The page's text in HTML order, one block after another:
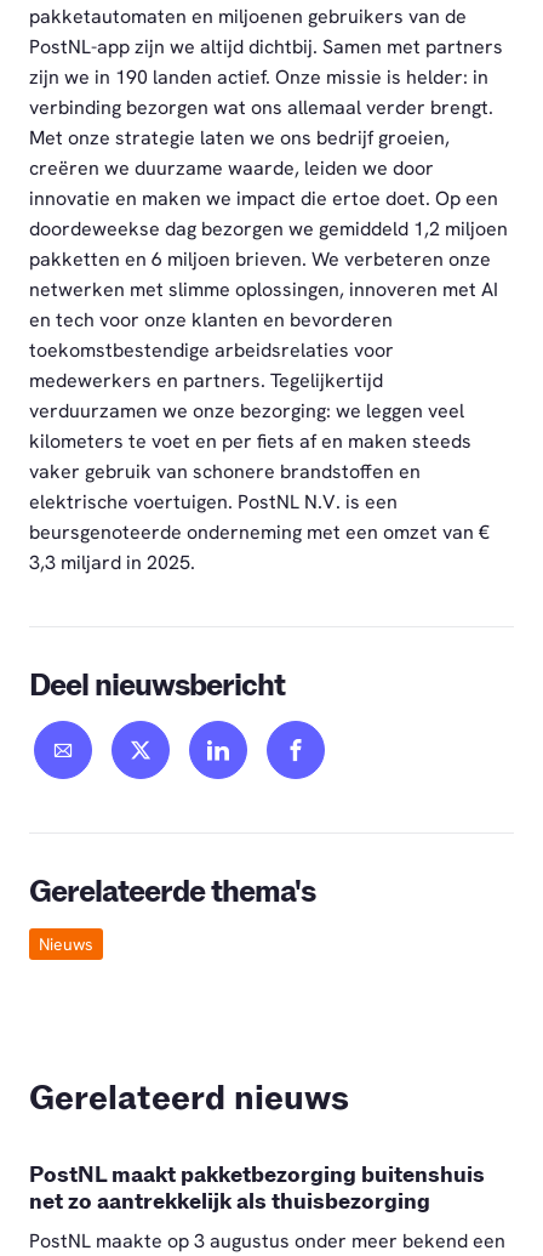
pakketautomaten en miljoenen gebruikers van de
PostNL-app zijn we altijd dichtbij. Samen met partners
zijn we in 190 landen actief. Onze missie is helder: in
verbinding bezorgen wat ons allemaal verder brengt.
Met onze strategie laten we ons bedrijf groeien,
creëren we duurzame waarde, leiden we door
innovatie en maken we impact die ertoe doet. Op een
doordeweekse dag bezorgen we gemiddeld 1,2 miljoen
pakketten en 6 miljoen brieven. We verbeteren onze
netwerken met slimme oplossingen, innoveren met AI
en tech voor onze klanten en bevorderen
toekomstbestendige arbeidsrelaties voor
medewerkers en partners. Tegelijkertijd
verduurzamen we onze bezorging: we leggen veel
kilometers te voet en per fiets af en maken steeds
vaker gebruik van schonere brandstoffen en
elektrische voertuigen. PostNL N.V. is een
beursgenoteerde onderneming met een omzet van €
3,3 miljard in 2025.
Deel nieuwsbericht
Gerelateerde thema's
Nieuws
Gerelateerd nieuws
PostNL maakt pakketbezorging buitenshuis
net zo aantrekkelijk als thuisbezorging
PostNL maakte op 3 augustus onder meer bekend een